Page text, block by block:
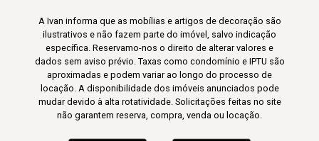
A Ivan informa que as mobílias e artigos de decoração são
ilustrativos e não fazem parte do imóvel, salvo indicação
específica. Reservamo-nos o direito de alterar valores e
dados sem aviso prévio. Taxas como condomínio e IPTU são
aproximadas e podem variar ao longo do processo de
locação. A disponibilidade dos imóveis anunciados pode
mudar devido à alta rotatividade. Solicitações feitas no site
não garantem reserva, compra, venda ou locação.